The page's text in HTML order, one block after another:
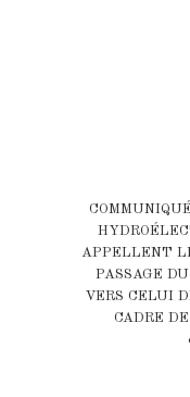
APPELLENT
PASSAGE
VERS CELUI
CADRE